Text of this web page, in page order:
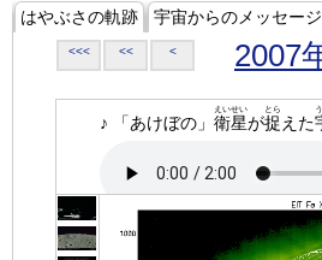
はやぶさの軌跡 宇宙からのメッセージ
<<< << < 2007
♪ 「あけぼの」 衛星
えいせい
が捉
とら
えた